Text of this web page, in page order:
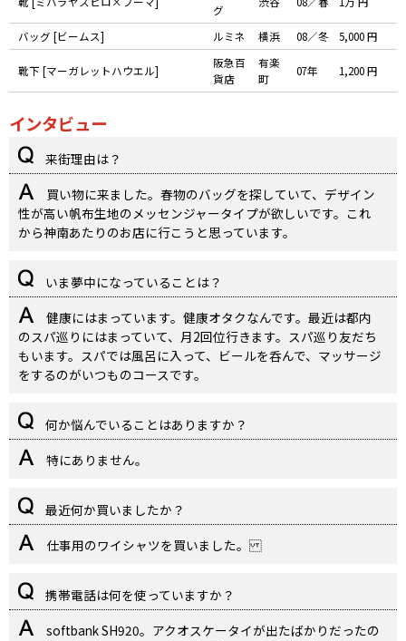
グ
バッグ [ビームス] ルミネ 横浜 08／冬 5,000 円
靴下 [マーガレットハウエル]
阪急百
貨店
有楽
町
07年 1,200 円
インタビュー
来街理由は？
買い物に来ました。春物のバッグを探していて、デザイン
性が高い帆布生地のメッセンジャータイプが欲しいです。これ
から神南あたりのお店に行こうと思っています。
いま夢中になっていることは？
健康にはまっています。健康オタクなんです。最近は都内
のスパ巡りにはまっていて、月2回位行きます。スパ巡り友だち
もいます。スパでは風呂に入って、ビールを呑んで、マッサージ
をするのがいつものコースです。
何か悩んでいることはありますか？
特にありません。
最近何か買いましたか？
仕事用のワイシャツを買いました。
携帯電話は何を使っていますか？
softbank SH920。アクオスケータイが出たばかりだったの